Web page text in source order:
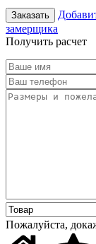
Заказать
замерщика
Получить расчет
Пожалуйста,